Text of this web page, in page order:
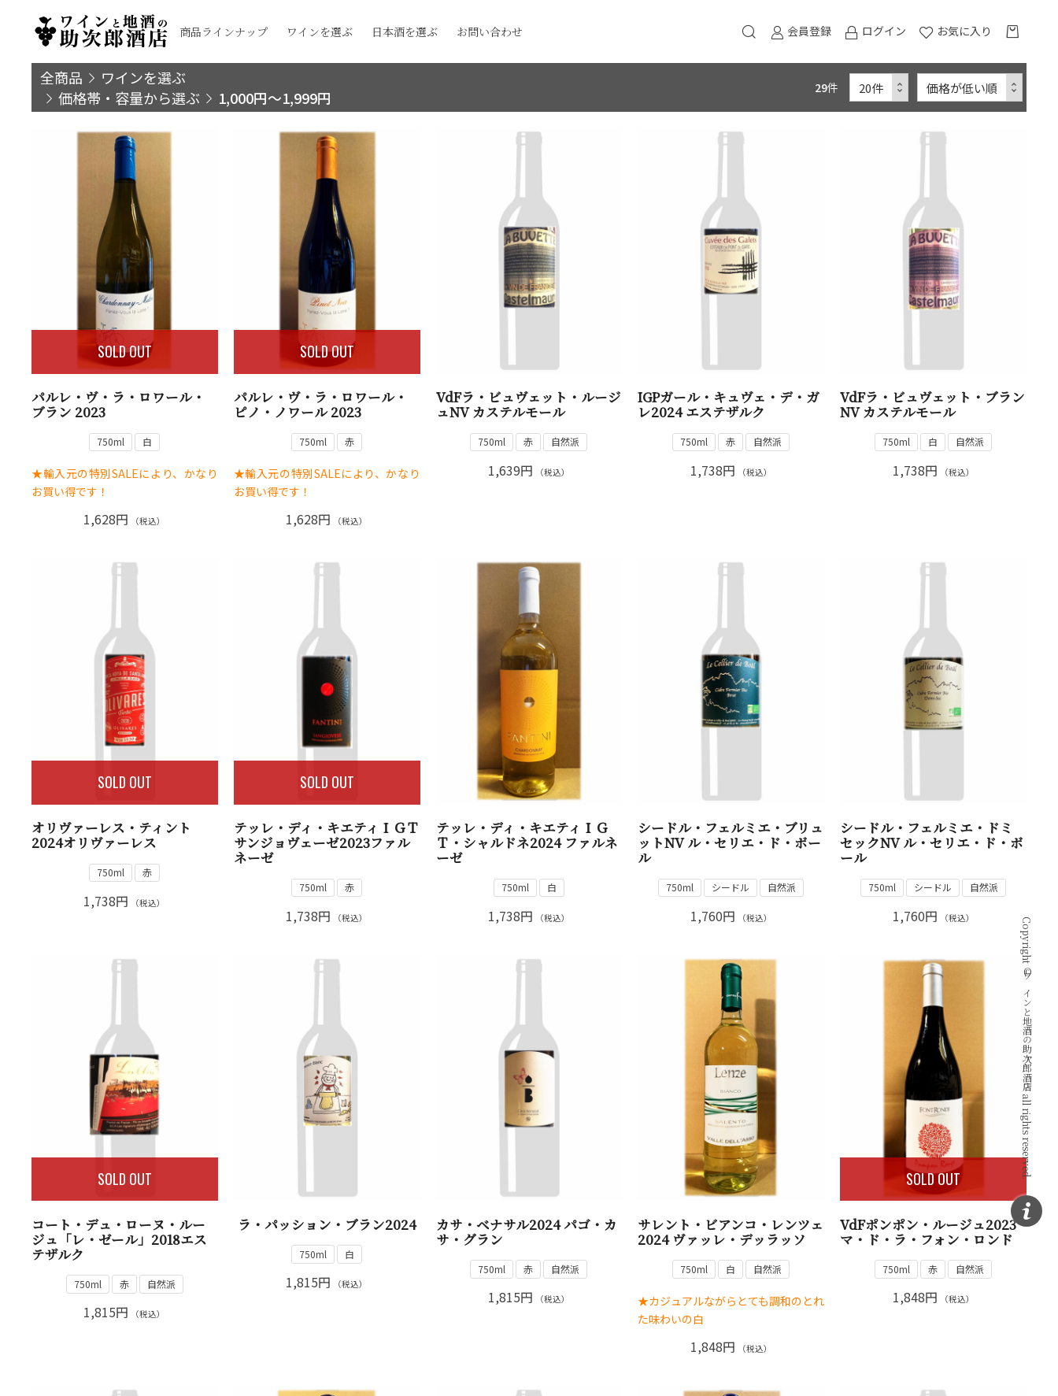
商品ラインナップ ワインを選ぶ 日本酒を選ぶ お問い合わせ 会員登録 ログイン お気に入り
全商品
ワインを選ぶ
価格帯・容量から選ぶ
1,000円～1,999円
29件
SOLD OUT
パルレ・ヴ・ラ・ロワール・
ブラン 2023
750ml 白
★輸入元の特別SALEにより、かなり
お買い得です！
1,628円 （税込）
SOLD OUT
パルレ・ヴ・ラ・ロワール・
ピノ・ノワール 2023
750ml 赤
★輸入元の特別SALEにより、かなり
お買い得です！
1,628円 （税込）
VdFラ・ビュヴェット・ルージ
ュNV カステルモール
750ml 赤 自然派
1,639円 （税込）
IGPガール・キュヴェ・デ・ガ
レ2024 エステザルク
750ml 赤 自然派
1,738円 （税込）
VdFラ・ビュヴェット・ブラン
NV カステルモール
750ml 白 自然派
1,738円 （税込）
SOLD OUT
オリヴァーレス・ティント
2024オリヴァーレス
750ml 赤
1,738円 （税込）
SOLD OUT
テッレ・ディ・キエティＩＧＴ
サンジョヴェーゼ2023ファル
ネーゼ
750ml 赤
1,738円 （税込）
テッレ・ディ・キエティＩＧ
Ｔ・シャルドネ2024 ファルネ
ーゼ
750ml 白
1,738円 （税込）
シードル・フェルミエ・ブリュ
ットNV ル・セリエ・ド・ボー
ル
750ml シードル 自然派
1,760円 （税込）
シードル・フェルミエ・ドミ
セックNV ル・セリエ・ド・ボ
ール
750ml シードル 自然派
1,760円 （税込）
SOLD OUT
コート・デュ・ローヌ・ルー
ジュ「レ・ゼール」2018エス
テザルク
750ml 赤 自然派
1,815円 （税込）
ラ・パッション・ブラン2024
750ml 白
1,815円 （税込）
カサ・ベナサル2024 パゴ・カ
サ・グラン
750ml 赤 自然派
1,815円 （税込）
サレント・ビアンコ・レンツェ
2024 ヴァッレ・デッラッソ
750ml 白 自然派
★カジュアルながらとても調和のとれ
た味わいの白
1,848円 （税込）
SOLD OUT
VdFポンポン・ルージュ2023
マ・ド・ラ・フォン・ロンド
750ml 赤 自然派
1,848円 （税込）
Copyright © ワインと地酒の助次郎酒店 all rights reserved.